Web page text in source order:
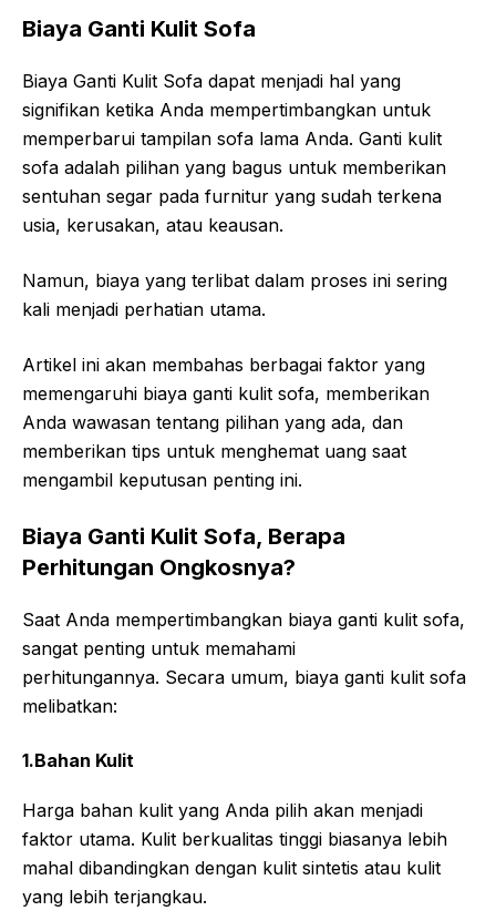
Biaya Ganti Kulit Sofa
Biaya Ganti Kulit Sofa dapat menjadi hal yang
signifikan ketika Anda mempertimbangkan untuk
memperbarui tampilan sofa lama Anda. Ganti kulit
sofa adalah pilihan yang bagus untuk memberikan
sentuhan segar pada furnitur yang sudah terkena
usia, kerusakan, atau keausan.
Namun, biaya yang terlibat dalam proses ini sering
kali menjadi perhatian utama.
Artikel ini akan membahas berbagai faktor yang
memengaruhi biaya ganti kulit sofa, memberikan
Anda wawasan tentang pilihan yang ada, dan
memberikan tips untuk menghemat uang saat
mengambil keputusan penting ini.
Biaya Ganti Kulit Sofa, Berapa
Perhitungan Ongkosnya?
Saat Anda mempertimbangkan biaya ganti kulit sofa,
sangat penting untuk memahami
perhitungannya. Secara umum, biaya ganti kulit sofa
melibatkan:
1.Bahan Kulit
Harga bahan kulit yang Anda pilih akan menjadi
faktor utama. Kulit berkualitas tinggi biasanya lebih
mahal dibandingkan dengan kulit sintetis atau kulit
yang lebih terjangkau.